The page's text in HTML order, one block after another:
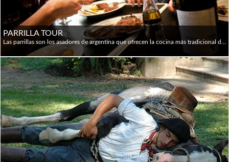
Población: 46 millones de habitantes (CENSO 2022)
Capital: Buenos Aires
Etnias: 85% blancos, 15% mestizos, indígenas y otras
minorías
Idioma: español, y 17 lenguas indígenas
Religión: 93% católicos romanos; 2,5% protestantes; 2%
judíos; 1,5% católicos ucranianos; 1% ortodoxos armenios
PARRILLA TOUR
Las parrillas son los asadores de argentina que ofrecen la cocina más tradicional de Buenos Aires, pero la mayoría de los visitantes solo experimentan los más "turísticos" y lamentablemente se pierden algunos de los secretos más deliciosos de la ciudad. Para degustar los auténticos sabores de “porteños” (porteño se le dice al nacido en Buenos Aires), participe de esta caminata culinaria -acompañado de un guía privado- para descubrir locales al paso y aprender sobre la cultura y la cocina de Argentina. Puede elegir que el tour comience en los barrios de San Telmo o Palermo, con un traslado privado desde el hotel. El tour desde San Telmo es para quienes aman la arquitectura histórica y desean mezclarlo con una pequeña aventura. Comenzamos cerca del Mercado de San Telmo para una empanada casera en una institución familiar de vecindario. Después de explorar el mercado y ver a los carniceros argentinos en acción, se puede degustar la clásica comida callejera de Argentina: el “choripán”. El choripán argentino consiste en una salchicha hecha de carne de res y cerdo, caliente a la parrilla, dividida en el medio y servida en un rollo. Los taxistas hacen cola para ello todos los días. La parada principal del paseo es en una de las mejores y más antiguas parrillas de Buenos Aires donde se probará la “provoleta”, 2 cortes de carne, ensalada y Malbec. Terminamos en una pequeña heladería conocida por su selección de sabores de helados caseros. El tour de Palermo se centra en la zona alrededor de Las Cañitas, un barrio elegante conocido por sus hermosas avenidas arboladas, sus históricos campos de polo y su floreciente vida nocturna y gastronómica. Se comienza en una parrilla clásica, generalmente frecuentada por fanáticos del fútbol y conocida por su “choripán”. A continuación se visita una casa de empanadas al estilo del Norte argentino para probar las empanadas caseras que son las favoritas de la ciudad junto con una copa de vino Torrontés; luego disfrutamos de la mejor carne y el mejor servicio de la ciudad en una histórica y oculta parrilla, famosa entre los lugareños. Para completar una tarde placentera y deliciosa, visitamos una increíble "heladería" artesanal.